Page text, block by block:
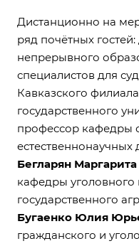
Дистанционно на
ряд почётных гостей:
непрерывного
специалистов для
Кавказского
государственного
профессор кафедры
естественнонаучных
Бегларян
кафедры уголовного
государственного
Бугаенко Юлия
гражданского и